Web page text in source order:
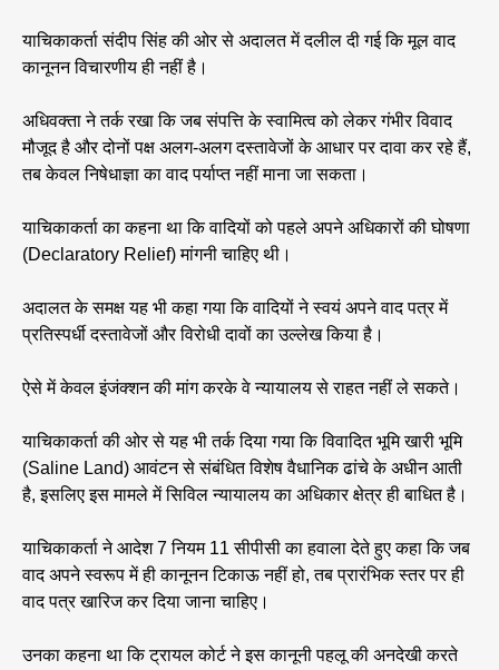
याचिकाकर्ता संदीप सिंह की ओर से अदालत में दलील दी गई कि मूल वाद
कानूनन विचारणीय ही नहीं है।
अधिवक्ता ने तर्क रखा कि जब संपत्ति के स्वामित्व को लेकर गंभीर विवाद
मौजूद है और दोनों पक्ष अलग-अलग दस्तावेजों के आधार पर दावा कर रहे हैं,
तब केवल निषेधाज्ञा का वाद पर्याप्त नहीं माना जा सकता।
याचिकाकर्ता का कहना था कि वादियों को पहले अपने अधिकारों की घोषणा
(Declaratory Relief) मांगनी चाहिए थी।
अदालत के समक्ष यह भी कहा गया कि वादियों ने स्वयं अपने वाद पत्र में
प्रतिस्पर्धी दस्तावेजों और विरोधी दावों का उल्लेख किया है।
ऐसे में केवल इंजंक्शन की मांग करके वे न्यायालय से राहत नहीं ले सकते।
याचिकाकर्ता की ओर से यह भी तर्क दिया गया कि विवादित भूमि खारी भूमि
(Saline Land) आवंटन से संबंधित विशेष वैधानिक ढांचे के अधीन आती
है, इसलिए इस मामले में सिविल न्यायालय का अधिकार क्षेत्र ही बाधित है।
याचिकाकर्ता ने आदेश 7 नियम 11 सीपीसी का हवाला देते हुए कहा कि जब
वाद अपने स्वरूप में ही कानूनन टिकाऊ नहीं हो, तब प्रारंभिक स्तर पर ही
वाद पत्र खारिज कर दिया जाना चाहिए।
उनका कहना था कि ट्रायल कोर्ट ने इस कानूनी पहलू की अनदेखी करते